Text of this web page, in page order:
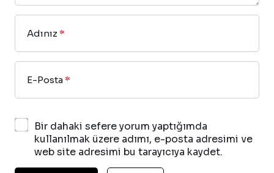
Adınız *
E-Posta*
Bir dahaki sefere yorum yaptığımda
kullanılmak üzere adımı, e-posta adresimi ve
web site adresimi bu tarayıcıya kaydet.